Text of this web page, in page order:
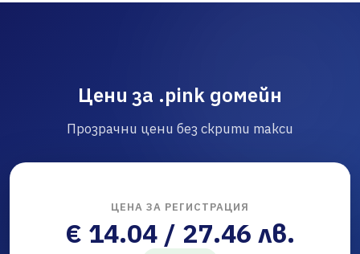
Цени за .pink домейн
Прозрачни цени без скрити такси
ЦЕНА ЗА РЕГИСТРАЦИЯ
€ 14.04 / 27.46 лв.